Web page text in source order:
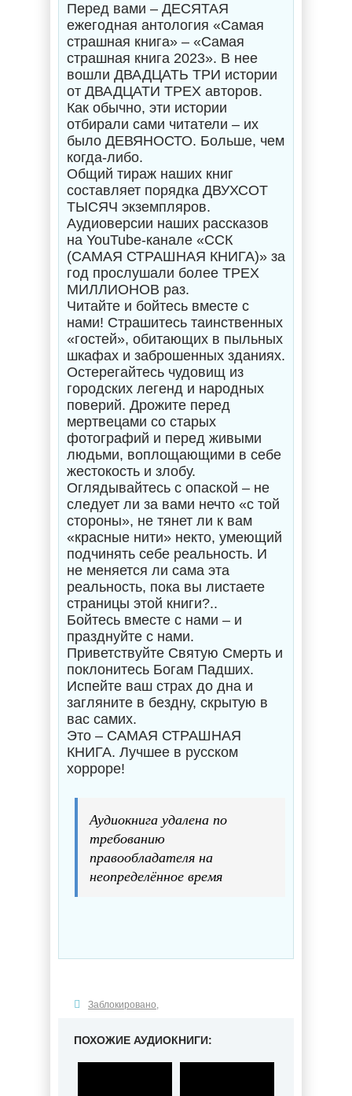
Перед вами – ДЕСЯТАЯ
ежегодная антология «Самая
страшная книга» – «Самая
страшная книга 2023». В нее
вошли ДВАДЦАТЬ ТРИ истории
от ДВАДЦАТИ ТРЕХ авторов.
Как обычно, эти истории
отбирали сами читатели – их
было ДЕВЯНОСТО. Больше, чем
когда-либо.
Общий тираж наших книг
составляет порядка ДВУХСОТ
ТЫСЯЧ экземпляров.
Аудиоверсии наших рассказов
на YouTube-канале «ССК
(САМАЯ СТРАШНАЯ КНИГА)» за
год прослушали более ТРЕХ
МИЛЛИОНОВ раз.
Читайте и бойтесь вместе с
нами! Страшитесь таинственных
«гостей», обитающих в пыльных
шкафах и заброшенных зданиях.
Остерегайтесь чудовищ из
городских легенд и народных
поверий. Дрожите перед
мертвецами со старых
фотографий и перед живыми
людьми, воплощающими в себе
жестокость и злобу.
Оглядывайтесь с опаской – не
следует ли за вами нечто «с той
стороны», не тянет ли к вам
«красные нити» некто, умеющий
подчинять себе реальность. И
не меняется ли сама эта
реальность, пока вы листаете
страницы этой книги?..
Бойтесь вместе с нами – и
празднуйте с нами.
Приветствуйте Святую Смерть и
поклонитесь Богам Падших.
Испейте ваш страх до дна и
загляните в бездну, скрытую в
вас самих.
Это – САМАЯ СТРАШНАЯ
КНИГА. Лучшее в русском
хорроре!
Аудиокнига удалена по
требованию
правообладателя на
неопределённое время
Заблокировано,
ПОХОЖИЕ АУДИОКНИГИ: